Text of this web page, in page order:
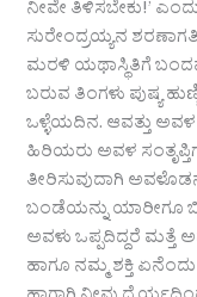
ನೀವೇ ತಿಳಿಸಬೇಕು!’
ಸುರೇಂದ್ರಯ್ಯನ
ಮರಳಿ ಯಥಾಸ್ಥಿತಿಗೆ
ಬರುವ ತಿಂಗಳು ಪುಷ್ಯ
ಒಳ್ಳೆಯದಿನ. ಆವತ್ತು
ಹಿರಿಯರು ಅವಳ
ತೀರಿಸುವುದಾಗಿ
ಬಂಡೆಯನ್ನು ಯಾರೀಗೂ
ಅವಳು ಒಪ್ಪದಿದ್ದರೆ ಮತ್ತೆ
ಹಾಗೂ ನಮ್ಮ ಶಕ್ತಿ